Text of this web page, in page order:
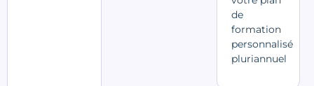
de
formation
personnalisé
pluriannuel